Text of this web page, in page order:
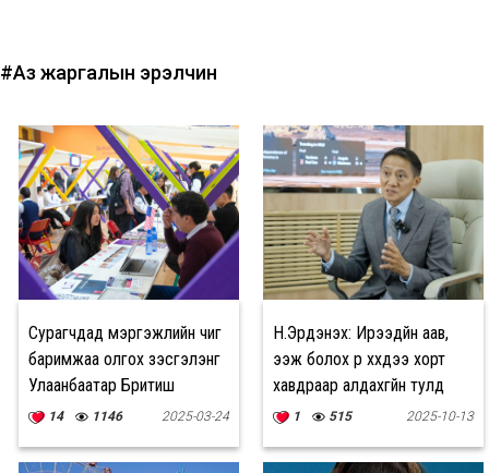
#Аз жаргалын эрэлчин
Сурагчдад мэргэжлийн чиг
баримжаа олгох үзэсгэлэнг
Улаанбаатар Бритиш
сургуулиас зохион
14 1146 2025-03-24
Н.Эрдэнэхүү: Ирээдүйн аав,
ээж болох үр хүүхдээ хорт
хавдраар алдахгүйн тулд
ХПВ-ийн эсрэг вакциныг
1 515 2025-10-13